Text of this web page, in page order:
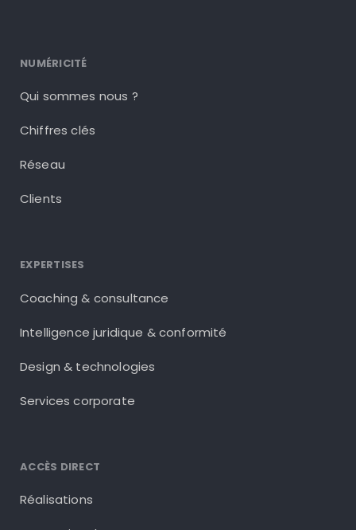
NUMÉRICITÉ
Qui sommes nous ?
Chiffres clés
Réseau
Clients
EXPERTISES
Coaching & consultance
Intelligence juridique & conformité
Design & technologies
Services corporate
ACCÈS DIRECT
Réalisations